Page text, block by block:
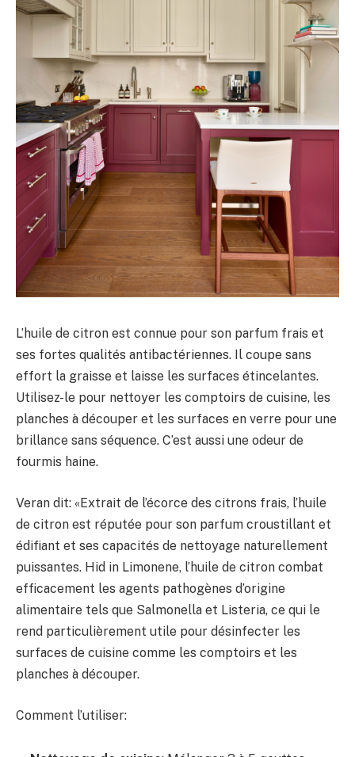
L’huile de citron est connue pour son parfum frais et
ses fortes qualités antibactériennes. Il coupe sans
effort la graisse et laisse les surfaces étincelantes.
Utilisez-le pour nettoyer les comptoirs de cuisine, les
planches à découper et les surfaces en verre pour une
brillance sans séquence. C’est aussi une odeur de
fourmis haine.
Veran dit: «Extrait de l’écorce des citrons frais, l’huile
de citron est réputée pour son parfum croustillant et
édifiant et ses capacités de nettoyage naturellement
puissantes. Hid in Limonene, l’huile de citron combat
efficacement les agents pathogènes d’origine
alimentaire tels que Salmonella et Listeria, ce qui le
rend particulièrement utile pour désinfecter les
surfaces de cuisine comme les comptoirs et les
planches à découper.
Comment l’utiliser: